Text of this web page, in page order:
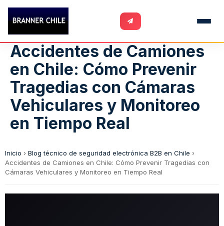
Accidentes de Camiones
en Chile: Cómo Prevenir
Tragedias con Cámaras
Vehiculares y Monitoreo
en Tiempo Real
Inicio › Blog técnico de seguridad electrónica B2B en Chile ›
Accidentes de Camiones en Chile: Cómo Prevenir Tragedias con
Cámaras Vehiculares y Monitoreo en Tiempo Real